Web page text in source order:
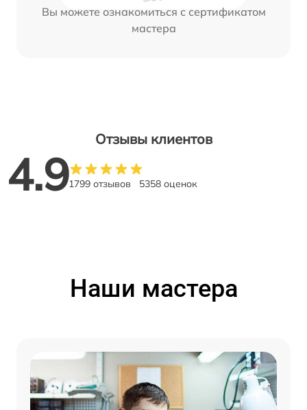
Вы можете ознакомиться с сертификатом
мастера
Отзывы клиентов
4.91799 отзывов 5358 оценок
Наши мастера